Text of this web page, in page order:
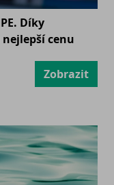
Díky
cenu
Zobrazit